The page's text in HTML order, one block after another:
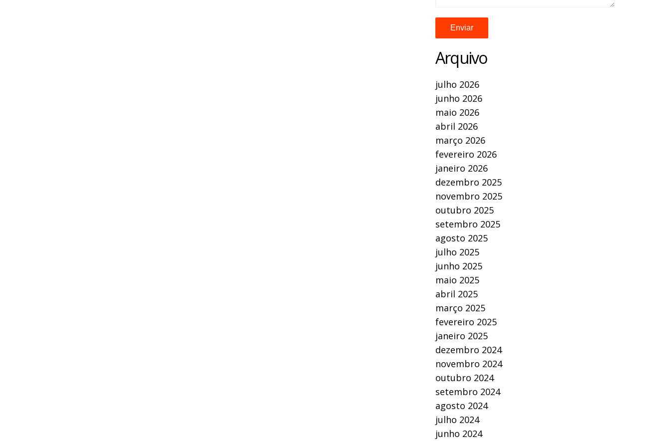
Arquivo
julho 2026
junho 2026
maio 2026
abril 2026
março 2026
fevereiro 2026
janeiro 2026
dezembro 2025
novembro 2025
outubro 2025
setembro 2025
agosto 2025
julho 2025
junho 2025
maio 2025
abril 2025
março 2025
fevereiro 2025
janeiro 2025
dezembro 2024
novembro 2024
outubro 2024
setembro 2024
agosto 2024
julho 2024
junho 2024